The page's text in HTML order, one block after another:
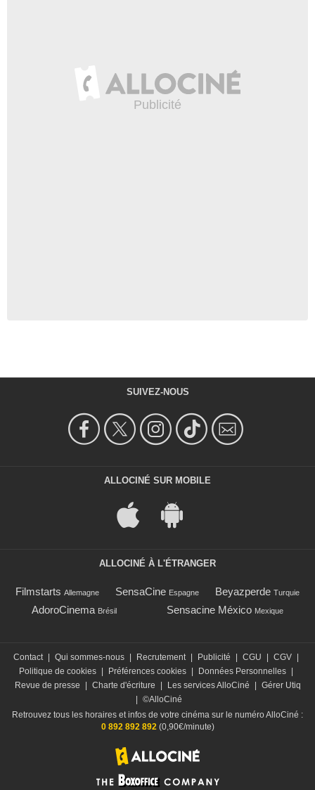
SUIVEZ-NOUS
ALLOCINÉ SUR MOBILE
ALLOCINÉ À L'ÉTRANGER
Filmstarts Allemagne SensaCine Espagne Beyazperde Turquie
AdoroCinema Brésil Sensacine México Mexique
Contact Qui sommes-nous Recrutement Publicité CGU CGV
Politique de cookies
Préférences cookies Données Personnelles
Revue de presse
Charte d'écriture Les services AlloCiné
Gérer Utiq
©AlloCiné
Retrouvez tous les horaires et infos de votre cinéma sur le numéro AlloCiné :
0 892 892 892(0,90€/minute)